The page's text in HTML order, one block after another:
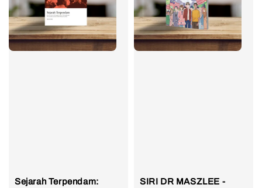
Sejarah Terpendam:
SIRI DR MASZLEE -